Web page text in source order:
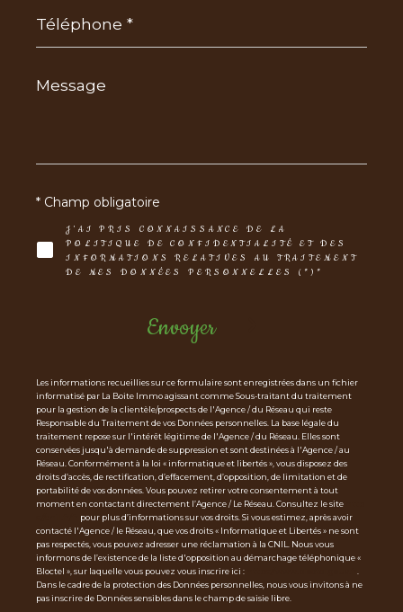
Message
*
J'AI PRIS CONNAISSANCE DE LA
POLITIQUE DE CONFIDENTIALITÉ ET DES
INFORMATIONS RELATIVES AU TRAITEMENT
DE MES DONNÉES PERSONNELLES (*)*
* Champ obligatoire
Envoyer
Les informations recueillies sur ce formulaire sont enregistrées dans un fichier
informatisé par La Boite Immo agissant comme Sous-traitant du traitement
pour la gestion de la clientèle/prospects de l'Agence / du Réseau qui reste
Responsable du Traitement de vos Données personnelles. La base légale du
traitement repose sur l'intérêt légitime de l'Agence / du Réseau. Elles sont
conservées jusqu'à demande de suppression et sont destinées à l'Agence / au
Réseau. Conformément à la loi « informatique et libertés », vous disposez des
droits d’accès, de rectification, d’effacement, d’opposition, de limitation et de
portabilité de vos données. Vous pouvez retirer votre consentement à tout
moment en contactant directement l’Agence / Le Réseau. Consultez le site
pour plus d’informations sur vos droits. Si vous estimez, après avoir
contacté l'Agence / le Réseau, que vos droits « Informatique et Libertés » ne sont
pas respectés, vous pouvez adresser une réclamation à la CNIL. Nous vous
informons de l’existence de la liste d'opposition au démarchage téléphonique «
Bloctel », sur laquelle vous pouvez vous inscrire ici :
Dans le cadre de la protection des Données personnelles, nous vous invitons à ne
pas inscrire de Données sensibles dans le champ de saisie libre.